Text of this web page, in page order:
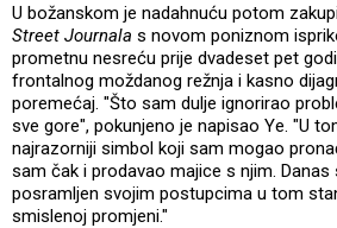
U božanskom je nadahnuću potom
Street Journala s novom poniznom
prometnu nesreću prije dvadeset pet
frontalnog moždanog režnja i kasno
poremećaj. "Što sam dulje ignorirao
sve gore", pokunjeno je napisao Ye. "U
najrazorniji simbol koji sam mogao
sam čak i prodavao majice s njim. Danas
posramljen svojim postupcima u tom
smislenoj promjeni."